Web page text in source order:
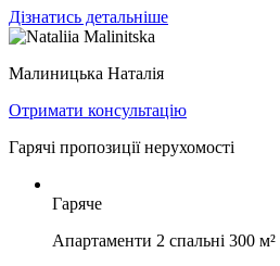
Дізнатись детальніше
Малиницька Наталія
Отримати консультацію
Гарячі пропозиції нерухомості
Гаряче
Апартаменти 2 спальні 300 м²